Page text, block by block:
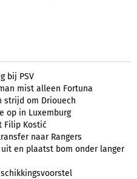
bij PSV
mist alleen Fortuna
strijd om Driouech
op in Luxemburg
Filip Kostić
naar Rangers
en plaatst bom onder langer